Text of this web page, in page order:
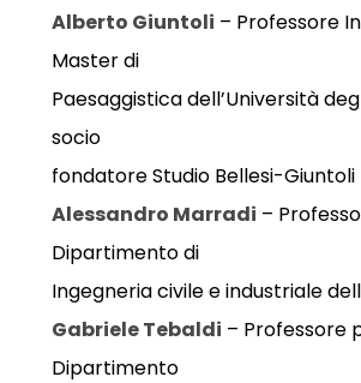
Alberto Giuntoli – Professore
Master di
Paesaggistica dell’Università
socio
fondatore Studio Bellesi-Giuntoli
Alessandro Marradi –
Dipartimento di
Ingegneria civile e industriale
Gabriele Tebaldi – Professore
Dipartimento